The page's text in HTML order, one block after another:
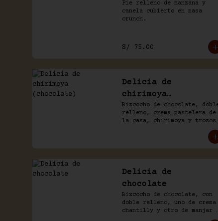
Pie relleno de manzana y
canela cubierto en masa
crunch.
S/ 75.00
Delicia de
chirimoya
(chocolate)
Bizcocho de chocolate,
relleno, crema pastelera de
la casa, chirimoya y trozos
de merengue. Baño naked de
Delicia de
chocolate
Bizcocho de chocolate, con
doble relleno, uno de crema
chantilly y otro de manjar